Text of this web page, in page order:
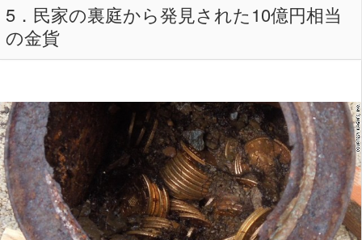
5．民家の裏庭から発見された10億円相当
の金貨